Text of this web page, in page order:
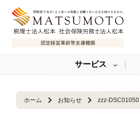
サービス
ホーム お知らせ zzz-DSC01050